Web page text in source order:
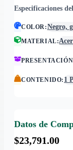
Especificaciones
COLOR:Negro,
MATERIAL:
PRESENTACIÓN
CONTENIDO: 1
Datos de
$23,791.00